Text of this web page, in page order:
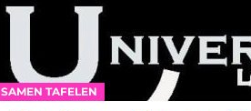
SAMEN TAFELEN